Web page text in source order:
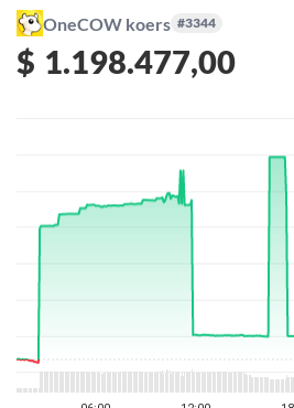
OneCOW koers #3344
$ 1.198.477,00